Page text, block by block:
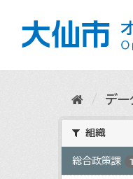
デー
組織
総合政策課 1